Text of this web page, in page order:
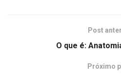
Post
O que é:
Próximo